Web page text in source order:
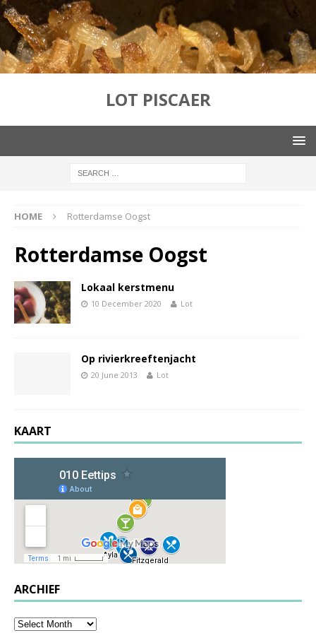
LOT PISCAER
HOME Rotterdamse Oogst
Rotterdamse Oogst
Lokaal kerstmenu
10 December 2020 Lot
Op rivierkreeftenjacht
20 June 2013 Lot
KAART
ARCHIEF